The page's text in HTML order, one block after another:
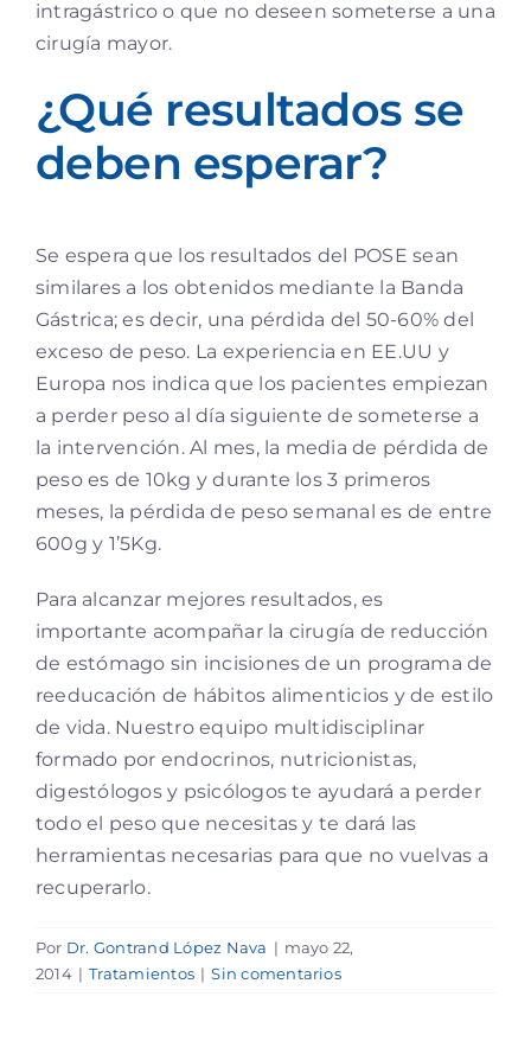
intragástrico o que no deseen someterse a una
cirugía mayor.
¿Qué resultados se
deben esperar?
Se espera que los resultados del POSE sean
similares a los obtenidos mediante la Banda
Gástrica; es decir, una pérdida del 50-60% del
exceso de peso. La experiencia en EE.UU y
Europa nos indica que los pacientes empiezan
a perder peso al día siguiente de someterse a
la intervención. Al mes, la media de pérdida de
peso es de 10kg y durante los 3 primeros
meses, la pérdida de peso semanal es de entre
600g y 1’5Kg.
Para alcanzar mejores resultados, es
importante acompañar la cirugía de reducción
de estómago sin incisiones de un programa de
reeducación de hábitos alimenticios y de estilo
de vida. Nuestro equipo multidisciplinar
formado por endocrinos, nutricionistas,
digestólogos y psicólogos te ayudará a perder
todo el peso que necesitas y te dará las
herramientas necesarias para que no vuelvas a
recuperarlo.
Por Dr. Gontrand López Nava | mayo 22,
2014 | Tratamientos | Sin comentarios